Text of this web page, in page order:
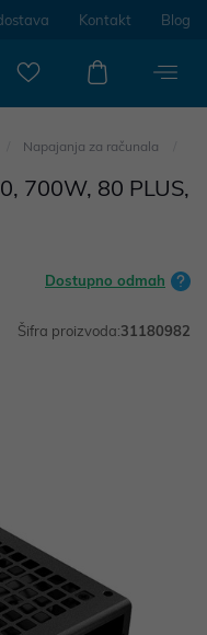
Kontakt Blog
Napajanja za računala
700W, 80 PLUS,
Dostupno odmah
Šifra proizvoda:31180982